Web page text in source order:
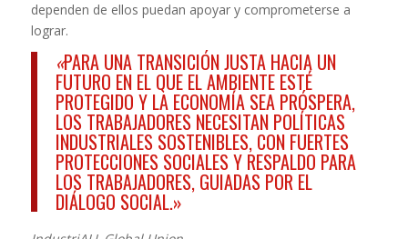
dependen de ellos puedan apoyar y comprometerse a
lograr.
«PARA UNA TRANSICIÓN JUSTA HACIA UN
FUTURO EN EL QUE EL AMBIENTE ESTÉ
PROTEGIDO Y LA ECONOMÍA SEA PRÓSPERA,
LOS TRABAJADORES NECESITAN POLÍTICAS
INDUSTRIALES SOSTENIBLES, CON FUERTES
PROTECCIONES SOCIALES Y RESPALDO PARA
LOS TRABAJADORES, GUIADAS POR EL
DIÁLOGO SOCIAL.»